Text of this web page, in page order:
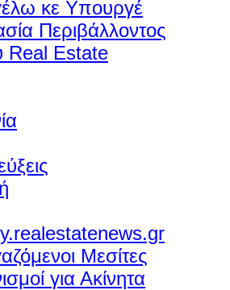
κε Υπουργέ
Περιβάλλοντος
Real Estate
Μεσίτες
για Ακίνητα